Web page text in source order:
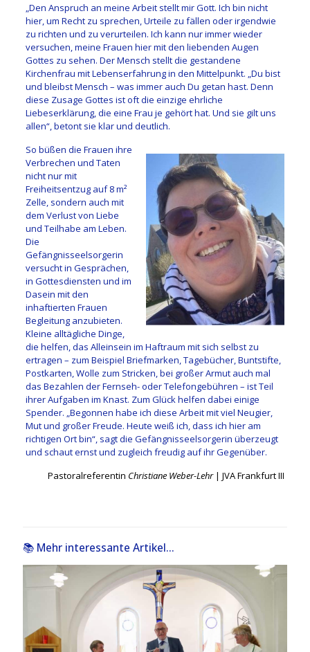
„Den Anspruch an meine Arbeit stellt mir Gott. Ich bin nicht
hier, um Recht zu sprechen, Urteile zu fällen oder irgendwie
zu richten und zu verurteilen. Ich kann nur immer wieder
versuchen, meine Frauen hier mit den liebenden Augen
Gottes zu sehen. Der Mensch stellt die gestandene
Kirchenfrau mit Lebenserfahrung in den Mittelpunkt. „Du bist
und bleibst Mensch – was immer auch Du getan hast. Denn
diese Zusage Gottes ist oft die einzige ehrliche
Liebeserklärung, die eine Frau je gehört hat. Und sie gilt uns
allen“, betont sie klar und deutlich.
So büßen die Frauen ihre
Verbrechen und Taten
nicht nur mit
Freiheitsentzug auf 8 m²
Zelle, sondern auch mit
dem Verlust von Liebe
und Teilhabe am Leben.
Die
Gefängnisseelsorgerin
versucht in Gesprächen,
in Gottesdiensten und im
Dasein mit den
inhaftierten Frauen
Begleitung anzubieten.
Kleine alltägliche Dinge,
die helfen, das Alleinsein im Haftraum mit sich selbst zu
ertragen – zum Beispiel Briefmarken, Tagebücher, Buntstifte,
Postkarten, Wolle zum Stricken, bei großer Armut auch mal
das Bezahlen der Fernseh- oder Telefongebühren – ist Teil
ihrer Aufgaben im Knast. Zum Glück helfen dabei einige
Spender. „Begonnen habe ich diese Arbeit mit viel Neugier,
Mut und großer Freude. Heute weiß ich, dass ich hier am
richtigen Ort bin“, sagt die Gefängnisseelsorgerin überzeugt
und schaut ernst und zugleich freudig auf ihr Gegenüber.
Pastoralreferentin Christiane Weber-Lehr| JVA Frankfurt III
📚 Mehr interessante Artikel...